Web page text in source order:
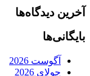
آخرین دیدگاه‌ها
بایگانی‌ها
آگوست 2026
جولای 2026